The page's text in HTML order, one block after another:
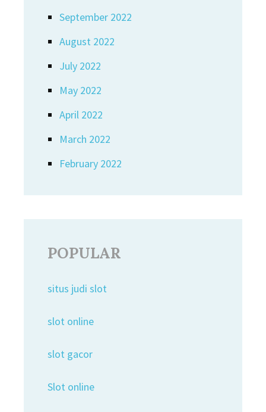
September 2022
August 2022
July 2022
May 2022
April 2022
March 2022
February 2022
POPULAR
situs judi slot
slot online
slot gacor
Slot online